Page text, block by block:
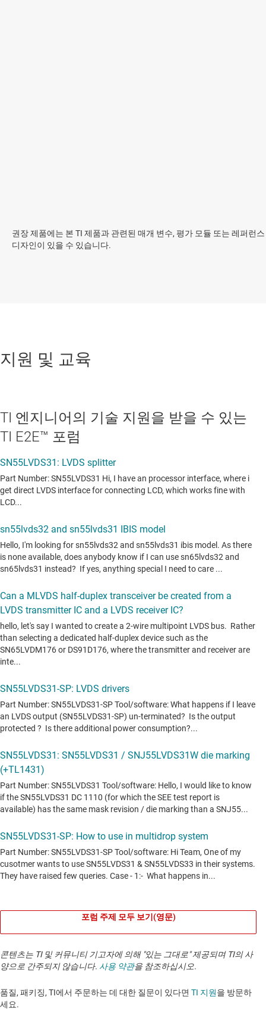
권장 제품에는 본 TI 제품과 관련된 매개 변수, 평가 모듈 또는 레퍼런스
디자인이 있을 수 있습니다.
지원 및 교육
TI 엔지니어의 기술 지원을 받을 수 있는
TI E2E™ 포럼
포럼 주제 모두 보기(영문)
콘텐츠는 TI 및 커뮤니티 기고자에 의해 "있는 그대로" 제공되며 TI의 사
양으로 간주되지 않습니다. 사용 약관을 참조하십시오.
품질, 패키징, TI에서 주문하는 데 대한 질문이 있다면 TI 지원을 방문하
세요. ​​​​​​​​​​​​​​